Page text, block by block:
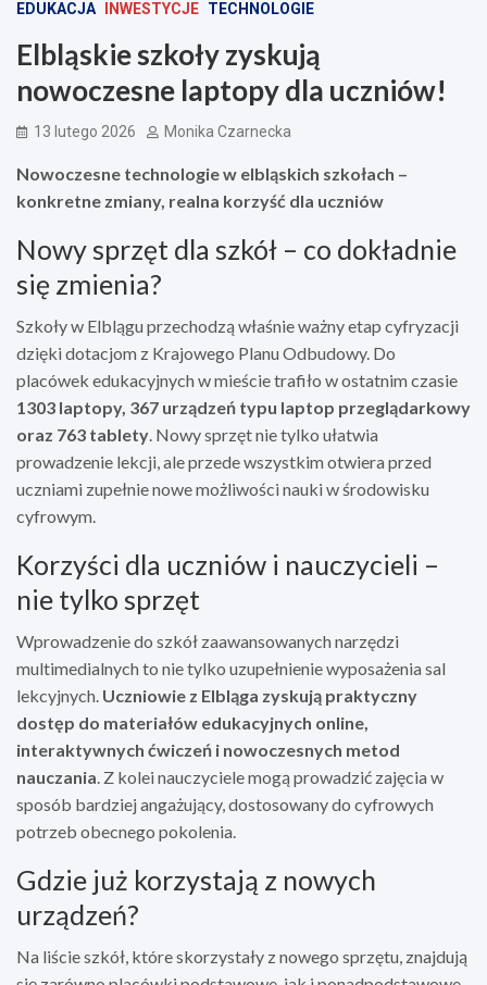
EDUKACJA INWESTYCJE TECHNOLOGIE
Elbląskie szkoły zyskują
nowoczesne laptopy dla uczniów!
13 lutego 2026 Monika Czarnecka
Nowoczesne technologie w elbląskich szkołach –
konkretne zmiany, realna korzyść dla uczniów
Nowy sprzęt dla szkół – co dokładnie
się zmienia?
Szkoły w Elblągu przechodzą właśnie ważny etap cyfryzacji
dzięki dotacjom z Krajowego Planu Odbudowy. Do
placówek edukacyjnych w mieście trafiło w ostatnim czasie
1303 laptopy, 367 urządzeń typu laptop przeglądarkowy
oraz 763 tablety. Nowy sprzęt nie tylko ułatwia
prowadzenie lekcji, ale przede wszystkim otwiera przed
uczniami zupełnie nowe możliwości nauki w środowisku
cyfrowym.
Korzyści dla uczniów i nauczycieli –
nie tylko sprzęt
Wprowadzenie do szkół zaawansowanych narzędzi
multimedialnych to nie tylko uzupełnienie wyposażenia sal
lekcyjnych. Uczniowie z Elbląga zyskują praktyczny
dostęp do materiałów edukacyjnych online,
interaktywnych ćwiczeń i nowoczesnych metod
nauczania. Z kolei nauczyciele mogą prowadzić zajęcia w
sposób bardziej angażujący, dostosowany do cyfrowych
potrzeb obecnego pokolenia.
Gdzie już korzystają z nowych
urządzeń?
Na liście szkół, które skorzystały z nowego sprzętu, znajdują